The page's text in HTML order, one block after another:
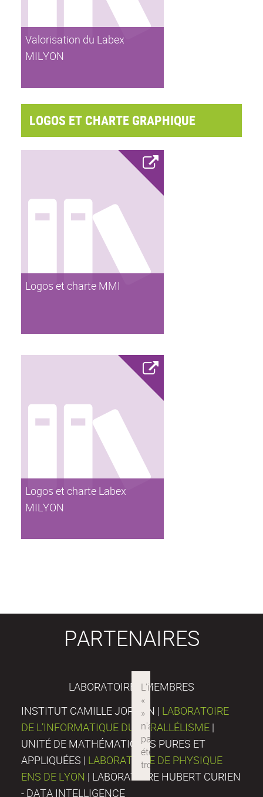
Valorisation du Labex
MILYON
LOGOS ET CHARTE GRAPHIQUE
Logos et charte MMI
Logos et charte Labex
MILYON
PARTENAIRES
LABORATOIRES MEMBRES
INSTITUT CAMILLE JORDAN | LABORATOIRE
DE L’INFORMATIQUE DU PARALLÉLISME |
UNITÉ DE MATHÉMATIQUES PURES ET
APPLIQUÉES | LABORATOIRE DE PHYSIQUE
ENS DE LYON | LABORATOIRE HUBERT CURIEN
- DATA INTELLIGENCE